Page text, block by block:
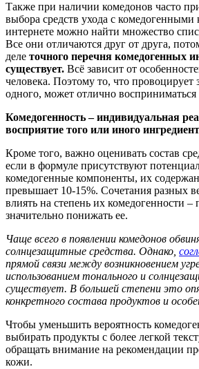
Также при наличии комедонов часто
выбора средств ухода с
интернете можно найти множество
Все они отличаются друг от друга,
деле точного перечня комедогенных
существует. Всё зависит от
человека. Поэтому то, что провоцирует
одного, может отлично восприниматься
Комедогенность– индивидуальная
восприятие того или иного
Кроме того, важно оценивать состав
если в формуле присутствуют
комедогенные компоненты, их
превышает 10-15%. Сочетания разных
влиять на степень их комедогенности
значительно понижать ее.
Чаще всего в появлении комедонов
солнцезащитные средства. Однако,
прямой связи между возникновением
использованием тонального и
существует. В большей степени это
конкретного состава продуктов и
Чтобы уменьшить вероятность
выбирать продукты с более легкой
обращать внимание на рекомендации
кожи.